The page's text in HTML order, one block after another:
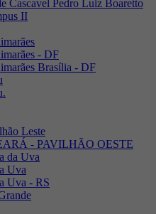
Cascavel Pedro Luiz Boaretto
II
- DF
Brasília - DF
Leste
- PAVILHÃO OESTE
da Uva
Uva
Uva - RS